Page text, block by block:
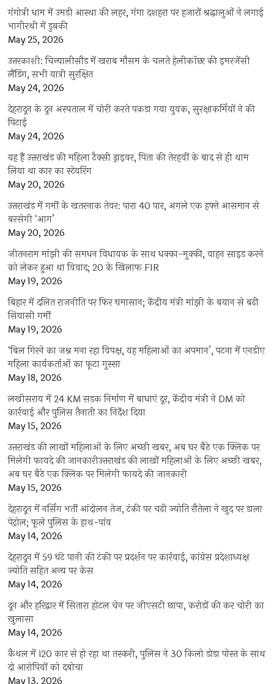
गंगोत्री धाम में उमड़ी आस्था की लहर, गंगा दशहरा पर हजारों श्रद्धालुओं ने लगाई
भागीरथी में डुबकी
May 25, 2026
उत्तरकाशी: चिन्यालीसौड़ में खराब मौसम के चलते हेलीकॉप्टर की इमरजेंसी
लैंडिंग, सभी यात्री सुरक्षित
May 24, 2026
देहरादून के दून अस्पताल में चोरी करते पकड़ा गया युवक, सुरक्षाकर्मियों ने की
पिटाई
May 24, 2026
यह हैं उत्तराखंड की महिला टैक्सी ड्राइवर, पिता की तेरहवीं के बाद से ही थाम
लिया था कार का स्टेयरिंग
May 20, 2026
उत्तराखंड में गर्मी के खतरनाक तेवर: पारा 40 पार, अगले एक हफ्ते आसमान से
बरसेगी ‘आग’
May 20, 2026
जीतनराम मांझी की समधन विधायक के साथ धक्का-मुक्की, वाहन साइड करने
को लेकर हुआ था विवाद; 20 के खिलाफ FIR
May 19, 2026
बिहार में दलित राजनीति पर फिर घमासान; केंद्रीय मंत्री मांझी के बयान से बढ़ी
सियासी गर्मी
May 19, 2026
‘बिल गिरने का जश्न मना रहा विपक्ष, यह महिलाओं का अपमान’, पटना में एनडीए
महिला कार्यकर्ताओं का फूटा गुस्सा
May 18, 2026
लखीसराय में 24 KM सड़क निर्माण में बाधाएं दूर, केंद्रीय मंत्री ने DM को
कार्रवाई और पुलिस तैनाती का निर्देश दिया
May 15, 2026
उत्तराखंड की लाखों महिलाओं के लिए अच्छी खबर, अब घर बैठे एक क्लिक पर
मिलेगी फायदे की जानकारीउत्तराखंड की लाखों महिलाओं के लिए अच्छी खबर,
अब घर बैठे एक क्लिक पर मिलेगी फायदे की जानकारी
May 15, 2026
देहरादून में नर्सिंग भर्ती आंदोलन तेज, टंकी पर चढ़ी ज्योति रौतेला ने खुद पर डाला
पेट्रोल; फूले पुलिस के हाथ-पांव
May 14, 2026
देहरादून में 59 घंटे पानी की टंकी पर प्रदर्शन पर कार्रवाई, कांग्रेस प्रदेशाध्यक्ष
ज्योति सहित अन्य पर केस
May 14, 2026
दून और हरिद्वार में सितारा होटल चेन पर जीएसटी छापा, करोड़ों की कर चोरी का
खुलासा
May 14, 2026
कैथल में i20 कार से हो रहा था तस्करी, पुलिस ने 30 किलो डोडा पोस्त के साथ
दो आरोपियों को दबोचा